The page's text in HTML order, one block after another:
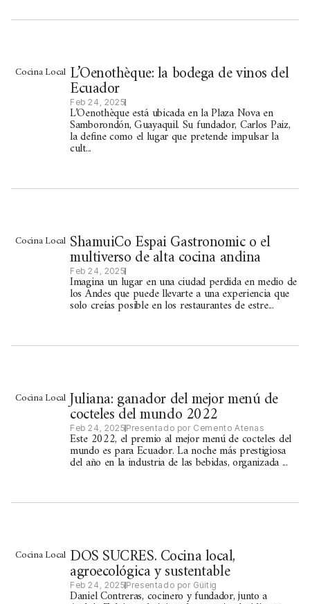
Cocina Local L’Oenothèque: la bodega de vinos del
Ecuador
Feb 24, 2025
L’Oenothèque está ubicada en la Plaza Nova en
Samborondón, Guayaquil. Su fundador, Carlos Paiz,
la define como el lugar que pretende impulsar la
cult...
Cocina Local ShamuiCo Espai Gastronomic o el
multiverso de alta cocina andina
Feb 24, 2025
Imagina un lugar en una ciudad perdida en medio de
los Andes que puede llevarte a una experiencia que
solo creías posible en los restaurantes de estre...
Cocina Local Juliana: ganador del mejor menú de
cocteles del mundo 2022
Feb 24, 2025Presentado por Cemento Atenas
Este 2022, el premio al mejor menú de cocteles del
mundo es para Ecuador. La noche más prestigiosa
del año en la industria de las bebidas, organizada ...
Cocina Local DOS SUCRES. Cocina local,
agroecológica y sustentable
Feb 24, 2025Presentado por Güitig
Daniel Contreras, cocinero y fundador, junto a